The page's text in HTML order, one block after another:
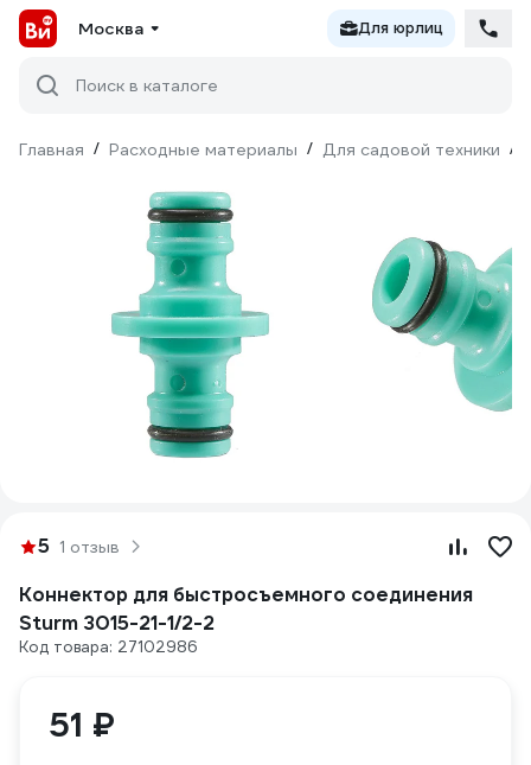
Москва Для юрлиц
Поиск в каталоге
Главная / Расходные материалы / Для садовой техники /
5 1 отзыв
Коннектор для быстросъемного соединения
Sturm 3015-21-1/2-2
Код товара: 27102986
51 ₽